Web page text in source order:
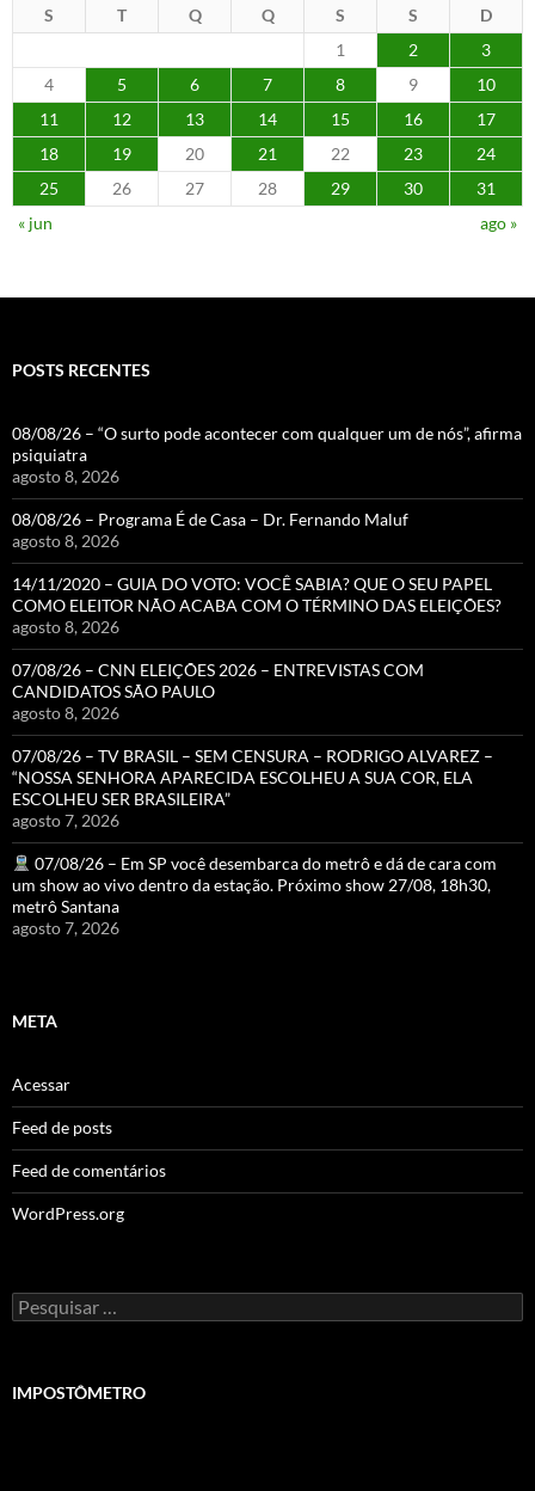
S T Q Q S S
D
1
2
3
4
5 6 7 8 9
10
11
12 13 14 15 16
17
18
19 20 21 22 23
24
25
26 27 28 29 30
31
« jun
ago »
POSTS RECENTES
08/08/26 – “O surto pode acontecer com qualquer um de nós”, afirma
psiquiatra
agosto 8, 2026
08/08/26 – Programa É de Casa – Dr. Fernando Maluf
agosto 8, 2026
14/11/2020 – GUIA DO VOTO: VOCÊ SABIA? QUE O SEU PAPEL
COMO ELEITOR NÃO ACABA COM O TÉRMINO DAS ELEIÇÕES?
agosto 8, 2026
07/08/26 – CNN ELEIÇÕES 2026 – ENTREVISTAS COM
CANDIDATOS SÃO PAULO
agosto 8, 2026
07/08/26 – TV BRASIL – SEM CENSURA – RODRIGO ALVAREZ –
“NOSSA SENHORA APARECIDA ESCOLHEU A SUA COR, ELA
ESCOLHEU SER BRASILEIRA”
agosto 7, 2026
07/08/26 – Em SP você desembarca do metrô e dá de cara com
um show ao vivo dentro da estação. Próximo show 27/08, 18h30,
metrô Santana
agosto 7, 2026
META
Acessar
Feed de posts
Feed de comentários
WordPress.org
Pesquisar
por:
IMPOSTÔMETRO